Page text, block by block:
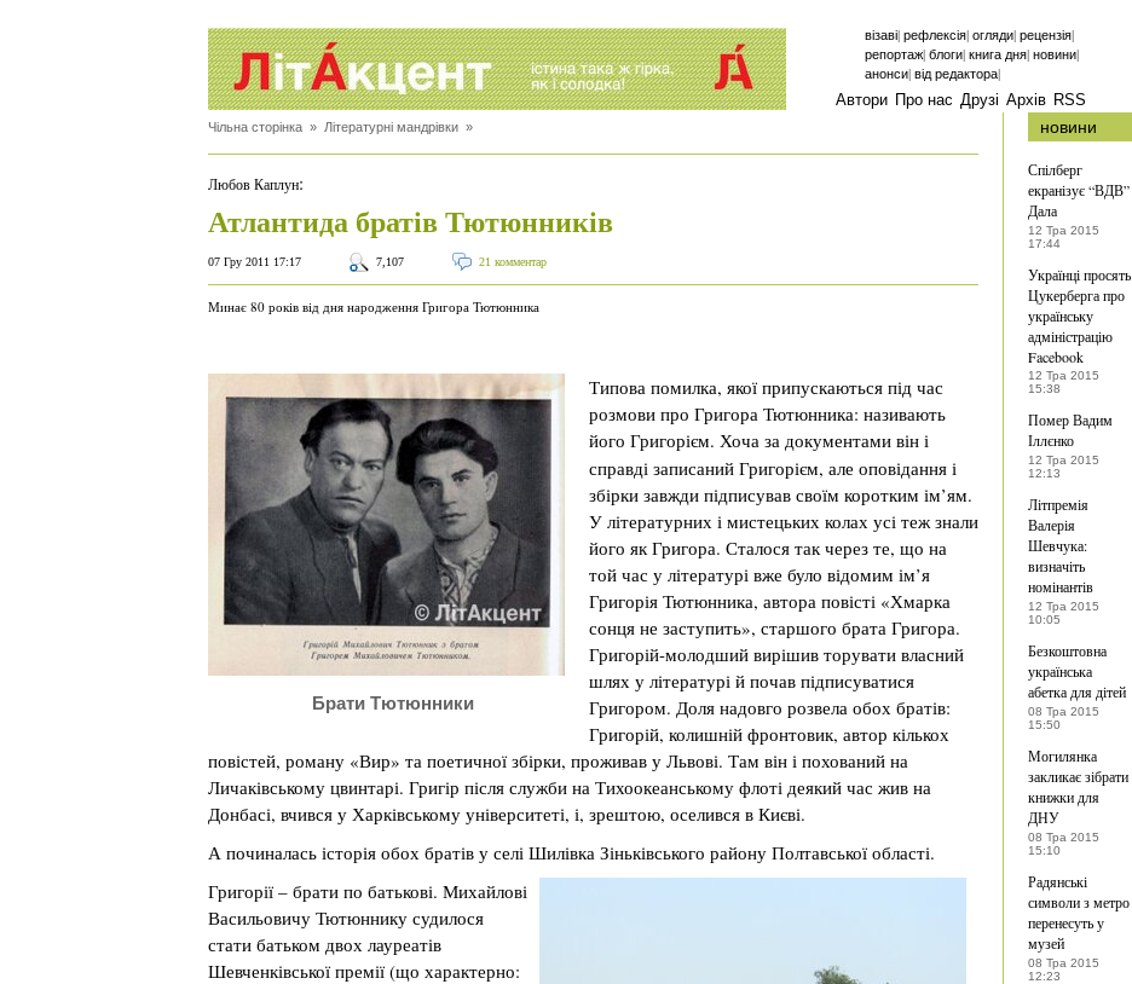
візаві| рефлексія| огляди| рецензія|
репортаж| блоги| книга дня| новини|
анонси| від редактора|
Автори Про нас Друзі Архів RSS
Чільна сторінка » Літературні мандрівки »
Любов Каплун:
Атлантида братів Тютюнників
07 Гру 2011 17:17 7,107 21 комментар
Минає 80 років від дня народження Григора Тютюнника
Брати Тютюнники
Типова помилка, якої припускаються під час
розмови про Григора Тютюнника: називають
його Григорієм. Хоча за документами він і
справді записаний Григорієм, але оповідання і
збірки завжди підписував своїм коротким ім’ям.
У літературних і мистецьких колах усі теж знали
його як Григора. Сталося так через те, що на
той час у літературі вже було відомим ім’я
Григорія Тютюнника, автора повісті «Хмарка
сонця не заступить», старшого брата Григора.
Григорій-молодший вирішив торувати власний
шлях у літературі й почав підписуватися
Григором. Доля надовго розвела обох братів:
Григорій, колишній фронтовик, автор кількох
повістей, роману «Вир» та поетичної збірки, проживав у Львові. Там він і похований на
Личаківському цвинтарі. Григір після служби на Тихоокеанському флоті деякий час жив на
Донбасі, вчився у Харківському університеті, і, зрештою, оселився в Києві.
А починалась історія обох братів у селі Шилівка Зіньківського району Полтавської області.
Григорії – брати по батькові. Михайлові
Васильовичу Тютюннику судилося
стати батьком двох лауреатів
Шевченківської премії (що характерно:
новини
Спілберг
екранізує “ВДВ”
Дала
12 Тра 2015
17:44
Українці просять
Цукерберга про
українську
адміністрацію
Facebook
12 Тра 2015
15:38
Помер Вадим
Іллєнко
12 Тра 2015
12:13
Літпремія
Валерія
Шевчука:
визначіть
номінантів
12 Тра 2015
10:05
Безкоштовна
українська
абетка для дітей
08 Тра 2015
15:50
Могилянка
закликає зібрати
книжки для
ДНУ
08 Тра 2015
15:10
Радянські
символи з метро
перенесуть у
музей
08 Тра 2015
12:23